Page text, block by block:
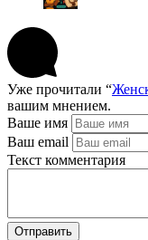
Уже прочитали “
вашим мнением.
Ваше имя
Ваш email
Текст комментария
Отправить